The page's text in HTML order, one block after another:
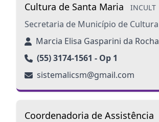
Cultura de Santa Maria
INCULT
Secretaria de Município de Cultura
Marcia Elisa Gasparini da Rocha
(55) 3174-1561 - Op 1
sistemalicsm@gmail.com
Coordenadoria de Assistência